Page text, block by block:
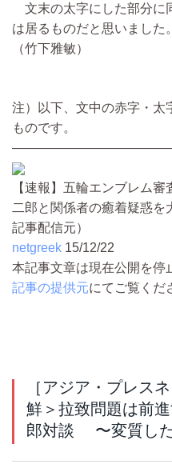
文末の太字にした部分に
は居るものだと思いました。
（竹下雅敏）
注）以下、文中の赤字・太
ものです。
【速報】五輪エンブレム
二郎と関係者の癒着疑惑を
記事配信元）
netgreek 15/12/22
本記事文章は現在公開を停
記事の提供元にてご覧くだ
［アジア・プレス
鮮＞拉致問題は前
郎対談 〜変質し